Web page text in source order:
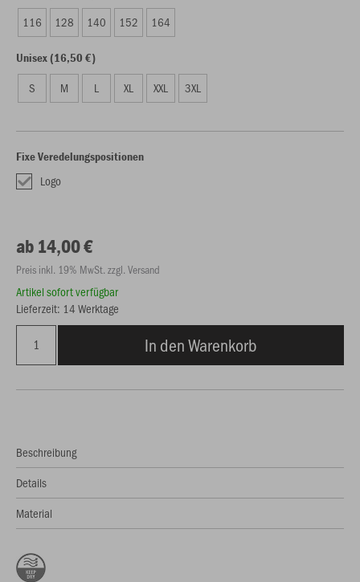
116 128 140 152 164
Unisex (16,50 €)
S M L XL XXL 3XL
Fixe Veredelungspositionen
Logo
ab 14,00 €
Preis inkl. 19% MwSt. zzgl. Versand
Artikel sofort verfügbar
Lieferzeit: 14 Werktage
In den Warenkorb
Beschreibung
Details
Material